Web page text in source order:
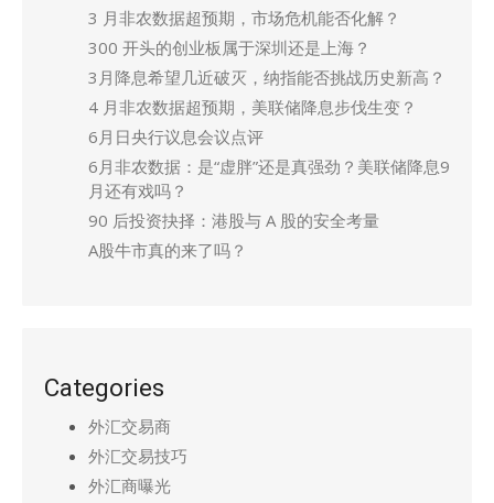
3 月非农数据超预期，市场危机能否化解？
300 开头的创业板属于深圳还是上海？
3月降息希望几近破灭，纳指能否挑战历史新高？
4 月非农数据超预期，美联储降息步伐生变？
6月日央行议息会议点评
6月非农数据：是“虚胖”还是真强劲？美联储降息9
月还有戏吗？
90 后投资抉择：港股与 A 股的安全考量
A股牛市真的来了吗？
Categories
外汇交易商
外汇交易技巧
外汇商曝光